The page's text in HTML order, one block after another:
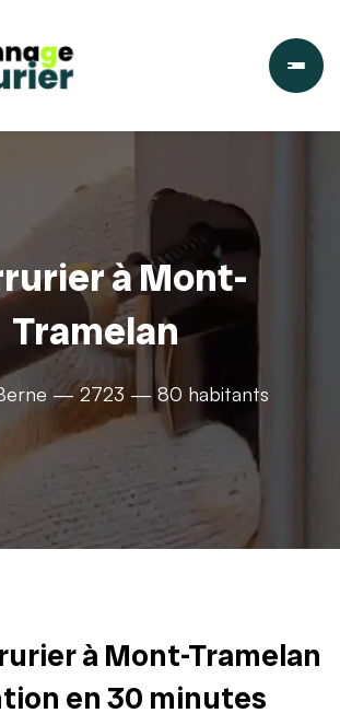
à Mont-
Tramelan
— 2723 — 80 habitants
à Mont-Tramelan
en 30 minutes